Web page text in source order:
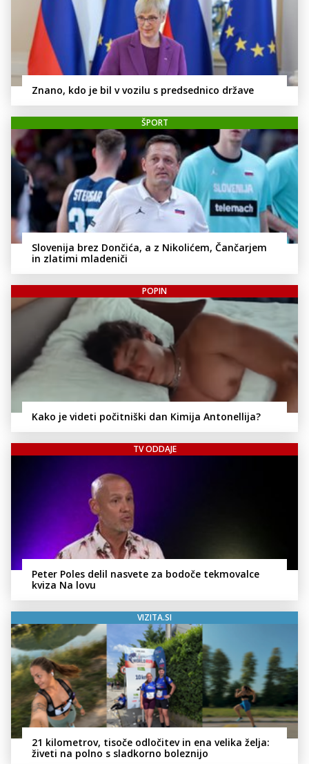
Znano, kdo je bil v vozilu s predsednico države
ŠPORT
Slovenija brez Dončića, a z Nikolićem, Čančarjem
in zlatimi mladeniči
POPIN
Kako je videti počitniški dan Kimija Antonellija?
TV ODDAJE
Peter Poles delil nasvete za bodoče tekmovalce
kviza Na lovu
VIZITA.SI
21 kilometrov, tisoče odločitev in ena velika želja:
živeti na polno s sladkorno boleznijo